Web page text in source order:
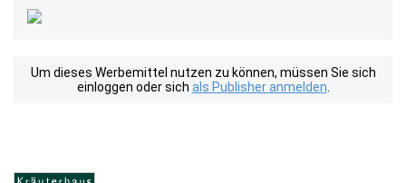
Um dieses Werbemittel nutzen zu können, müssen Sie sich
einloggen oder sich als Publisher anmelden